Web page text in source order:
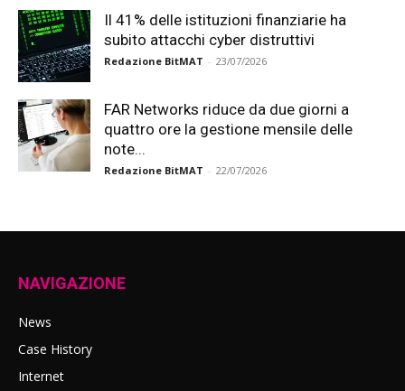
Il 41% delle istituzioni finanziarie ha
subito attacchi cyber distruttivi
Redazione BitMAT - 23/07/2026
FAR Networks riduce da due giorni a
quattro ore la gestione mensile delle
note...
Redazione BitMAT - 22/07/2026
NAVIGAZIONE
News
Case History
Internet